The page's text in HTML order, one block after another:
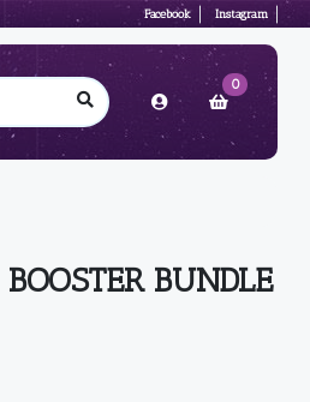
Facebook Instagram
0
BUNDLE